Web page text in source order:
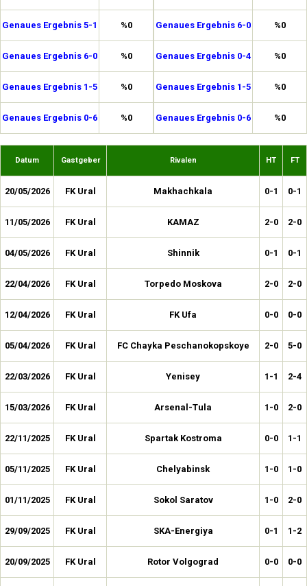
Genaues Ergebnis 5-1 %0
Genaues Ergebnis 6-0 %0
Genaues Ergebnis 1-5 %0
Genaues Ergebnis 0-6 %0
Genaues Ergebnis 6-0 %0
Genaues Ergebnis 0-4 %0
Genaues Ergebnis 1-5 %0
Genaues Ergebnis 0-6 %0
Datum Gastgeber Rivalen HT FT
20/05/2026 FK Ural Makhachkala 0-1 0-1
11/05/2026 FK Ural KAMAZ 2-0 2-0
04/05/2026 FK Ural Shinnik 0-1 0-1
22/04/2026 FK Ural Torpedo Moskova 2-0 2-0
12/04/2026 FK Ural FK Ufa 0-0 0-0
05/04/2026 FK Ural FC Chayka Peschanokopskoye 2-0 5-0
22/03/2026 FK Ural Yenisey 1-1 2-4
15/03/2026 FK Ural Arsenal-Tula 1-0 2-0
22/11/2025 FK Ural Spartak Kostroma 0-0 1-1
05/11/2025 FK Ural Chelyabinsk 1-0 1-0
01/11/2025 FK Ural Sokol Saratov 1-0 2-0
29/09/2025 FK Ural SKA-Energiya 0-1 1-2
20/09/2025 FK Ural Rotor Volgograd 0-0 0-0